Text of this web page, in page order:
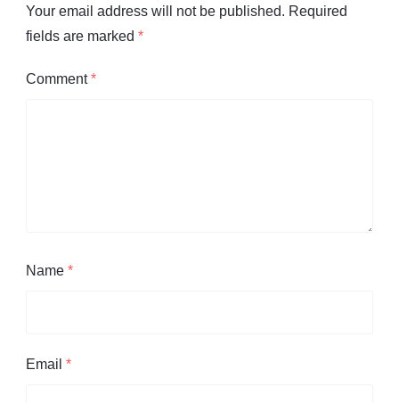
Your email address will not be published. Required
fields are marked *
Comment*
Name *
Email *